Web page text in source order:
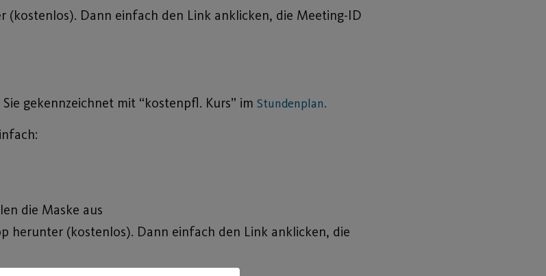
(kostenlos). Dann einfach den Link anklicken, die Meeting-ID
gekennzeichnet mit “kostenpfl. Kurs” im Stundenplan.
die Maske aus
herunter (kostenlos). Dann einfach den Link anklicken, die